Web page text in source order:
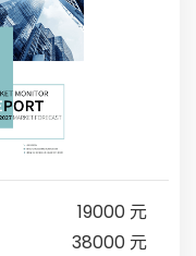
19000 元
38000 元